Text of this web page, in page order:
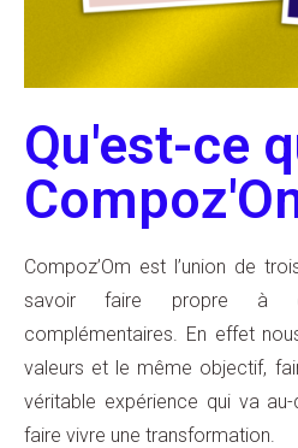
Qu'est-ce
Compoz’Om est l’union de
savoir faire propre à
complémentaires. En effet
valeurs et le même objectif,
véritable expérience qui va au-
faire vivre une transformation.